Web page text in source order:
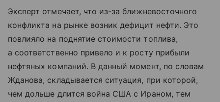
Эксперт отмечает, что из-за ближневосточного
конфликта на рынке возник дефицит нефти. Это
повлияло на поднятие стоимости топлива,
а соответственно привело и к росту прибыли
нефтяных компаний. В данный момент, по словам
Жданова, складывается ситуация, при которой,
чем дольше длится война США с Ираном, тем